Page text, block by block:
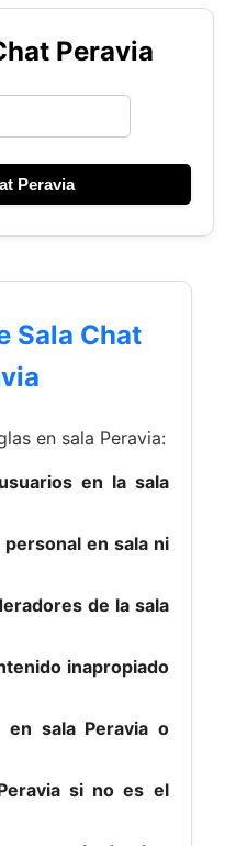
Peravia
Peravia
Sala Chat
en sala Peravia:
en la sala
en sala ni
de la sala
inapropiado
en sala Peravia o
si no es el